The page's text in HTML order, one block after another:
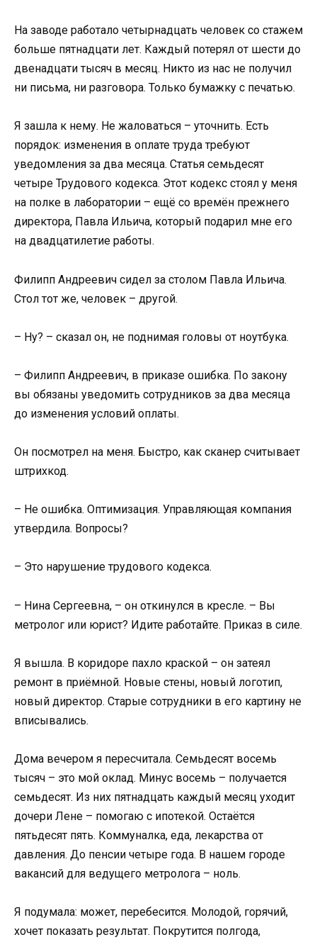
На заводе работало четырнадцать человек со стажем
больше пятнадцати лет. Каждый потерял от шести до
двенадцати тысяч в месяц. Никто из нас не получил
ни письма, ни разговора. Только бумажку с печатью.
Я зашла к нему. Не жаловаться – уточнить. Есть
порядок: изменения в оплате труда требуют
уведомления за два месяца. Статья семьдесят
четыре Трудового кодекса. Этот кодекс стоял у меня
на полке в лаборатории – ещё со времён прежнего
директора, Павла Ильича, который подарил мне его
на двадцатилетие работы.
Филипп Андреевич сидел за столом Павла Ильича.
Стол тот же, человек – другой.
– Ну? – сказал он, не поднимая головы от ноутбука.
– Филипп Андреевич, в приказе ошибка. По закону
вы обязаны уведомить сотрудников за два месяца
до изменения условий оплаты.
Он посмотрел на меня. Быстро, как сканер считывает
штрихкод.
– Не ошибка. Оптимизация. Управляющая компания
утвердила. Вопросы?
– Это нарушение трудового кодекса.
– Нина Сергеевна, – он откинулся в кресле. – Вы
метролог или юрист? Идите работайте. Приказ в силе.
Я вышла. В коридоре пахло краской – он затеял
ремонт в приёмной. Новые стены, новый логотип,
новый директор. Старые сотрудники в его картину не
вписывались.
Дома вечером я пересчитала. Семьдесят восемь
тысяч – это мой оклад. Минус восемь – получается
семьдесят. Из них пятнадцать каждый месяц уходит
дочери Лене – помогаю с ипотекой. Остаётся
пятьдесят пять. Коммуналка, еда, лекарства от
давления. До пенсии четыре года. В нашем городе
вакансий для ведущего метролога – ноль.
Я подумала: может, перебесится. Молодой, горячий,
хочет показать результат. Покрутится полгода,